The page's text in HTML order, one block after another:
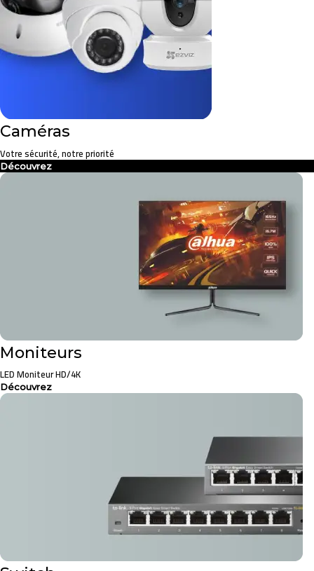
Caméras
Votre sécurité, notre priorité
Découvrez
Moniteurs
LED Moniteur HD/4K
Découvrez